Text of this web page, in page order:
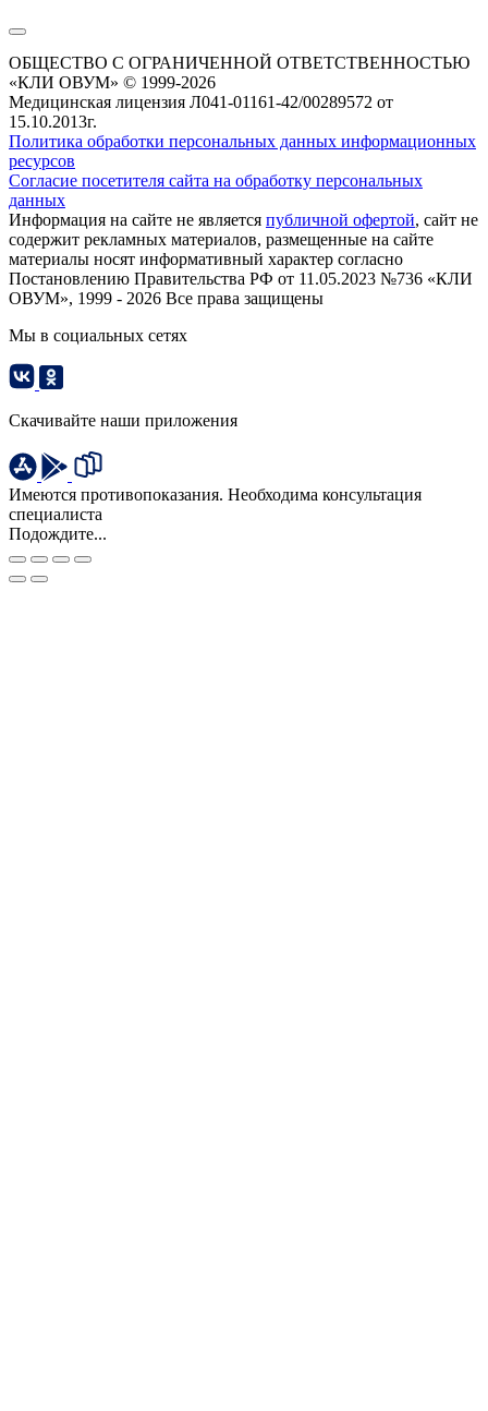
ОБЩЕСТВО С ОГРАНИЧЕННОЙ ОТВЕТСТВЕННОСТЬЮ
«КЛИ ОВУМ» © 1999-2026
Медицинская лицензия Л041-01161-42/00289572 от
15.10.2013г.
Политика обработки персональных данных информационных
ресурсов
Согласие посетителя сайта на обработку персональных
данных
Информация на сайте не является публичной офертой, сайт не
содержит рекламных материалов, размещенные на сайте
материалы носят информативный характер согласно
Постановлению Правительства РФ от 11.05.2023 №736 «КЛИ
ОВУМ», 1999 - 2026 Все права защищены
Мы в социальных сетях
Скачивайте наши приложения
Имеются противопоказания. Необходима консультация
специалиста
Подождите...